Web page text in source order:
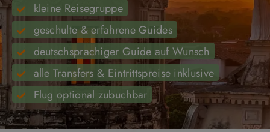
kleine Reisegruppe
geschulte & erfahrene Guides
deutschsprachiger Guide auf Wunsch
alle Transfers & Eintrittspreise inklusive
Flug optional zubuchbar